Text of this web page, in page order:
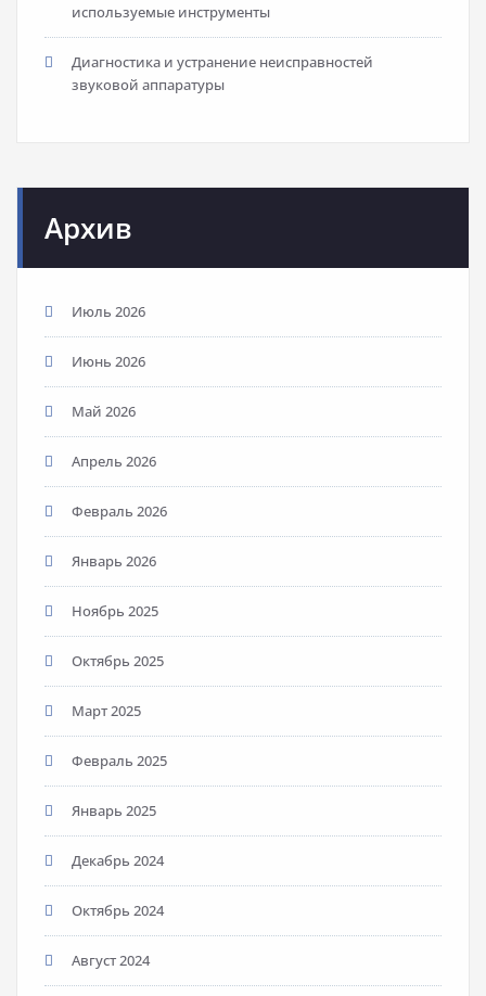
используемые инструменты
Диагностика и устранение неисправностей
звуковой аппаратуры
Архив
Июль 2026
Июнь 2026
Май 2026
Апрель 2026
Февраль 2026
Январь 2026
Ноябрь 2025
Октябрь 2025
Март 2025
Февраль 2025
Январь 2025
Декабрь 2024
Октябрь 2024
Август 2024